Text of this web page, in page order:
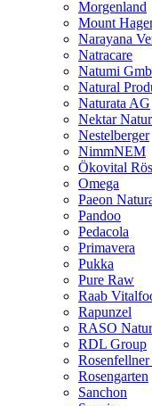
Morgenland
Mount
Narayana
Natracare
Natumi
Natural
Naturata AG
Nektar
Nestelberger
NimmNEM
Ökovital
Omega
Paeon
Pandoo
Pedacola
Primavera
Pukka
Pure Raw
Raab
Rapunzel
RASO
RDL Group
Rosengarten
Sanchon